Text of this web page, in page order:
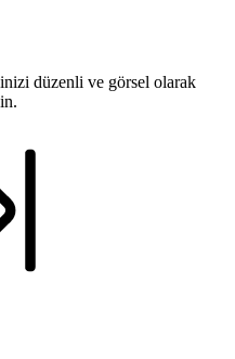
düzenli ve görsel olarak